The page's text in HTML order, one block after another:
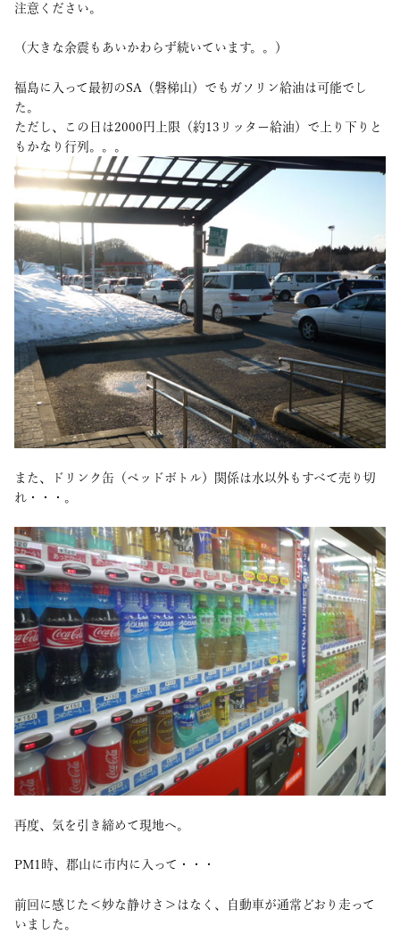
注意ください。
（大きな余震もあいかわらず続いています。。）
福島に入って最初のSA（磐梯山）でもガソリン給油は可能でし
た。
ただし、この日は2000円上限（約13リッター給油）で上り下りと
もかなり行列。。。
また、ドリンク缶（ペッドボトル）関係は水以外もすべて売り切
れ・・・。
再度、気を引き締めて現地へ。
PM1時、郡山に市内に入って・・・
前回に感じた＜妙な静けさ＞はなく、自動車が通常どおり走って
いました。